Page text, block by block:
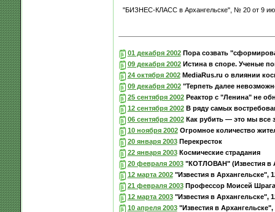
"БИЗНЕС-КЛАСС в Архангельске", № 20 от 9
01 декабря 2002Пора созвать
09 декабря 2002Истина в споре. Ученые
24 октября 2002MediaRus.ru о влиянии
09 декабря 2002"Терпеть далее
25 сентября 2002Реактор с "Ленина" не
12 сентября 2002В ряду самых
06 сентября 2002Как рубить — это мы все
10 ноября 2002Огромное количество
20 января 2003Перекресток
22 января 2003Космические страдания
20 февраля 2003"КОТЛОВАН" (Известия в
12 марта 2002"Известия в Архангельске",
21 февраля 2003Профессор Моисей Шрага
12 марта 2003"Известия в Архангельске",
10 апреля 2003"Известия в Архангельске",